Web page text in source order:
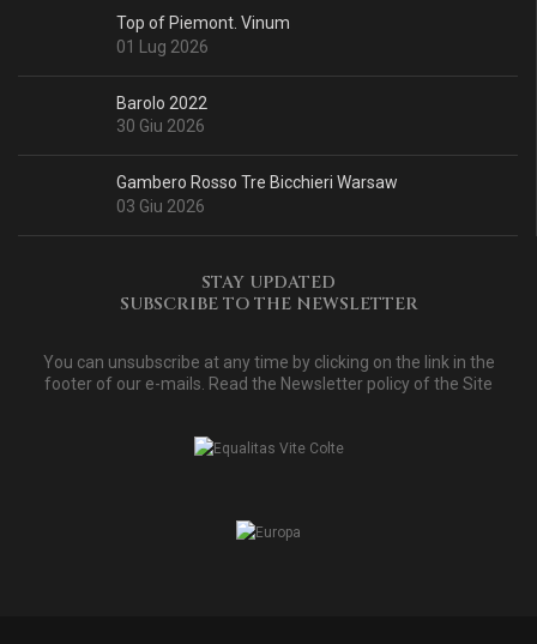
Top of Piemont. Vinum
01 Lug 2026
Barolo 2022
30 Giu 2026
Gambero Rosso Tre Bicchieri Warsaw
03 Giu 2026
STAY UPDATED
SUBSCRIBE TO THE NEWSLETTER
You can unsubscribe at any time by clicking on the link in the
footer of our e-mails. Read the Newsletter policy of the Site